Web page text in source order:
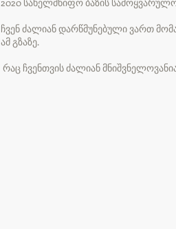
ჩვენ ძალიან დარწმუნებული ვართ
ამ გზაზე.
რაც ჩვენთვის ძალიან